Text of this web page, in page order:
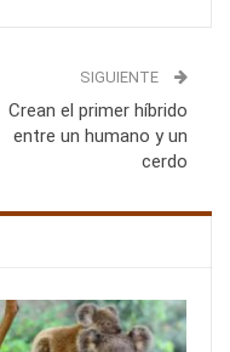
SIGUIENTE
Crean el primer híbrido
entre un humano y un
cerdo